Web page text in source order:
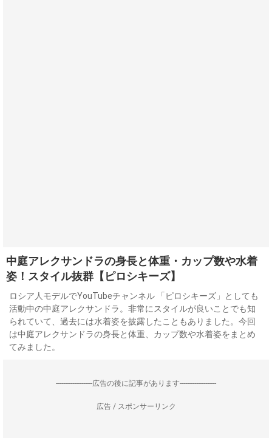
中庭アレクサンドラの身長と体重・カップ数や水着
姿！スタイル抜群【ピロシキーズ】
ロシア人モデルでYouTubeチャンネル 「ピロシキーズ」としても
活動中の中庭アレクサンドラ。非常にスタイルが良いことでも知
られていて、過去には水着姿を披露したこともありました。今回
は中庭アレクサンドラの身長と体重、カップ数や水着姿をまとめ
てみました。
--------------------広告の後に記事があります--------------------
広告 / スポンサーリンク